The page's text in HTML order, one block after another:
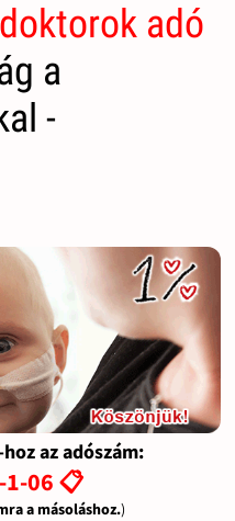
adó
a
-
az adószám:
06 📋
a másoláshoz.)